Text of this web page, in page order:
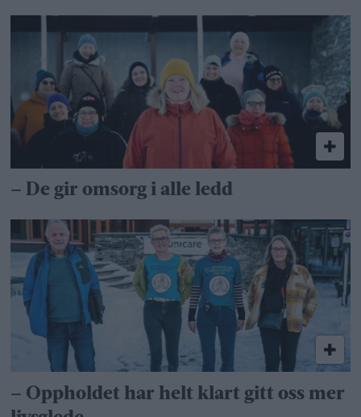
– De gir omsorg i alle ledd
– Oppholdet har helt klart gitt oss mer